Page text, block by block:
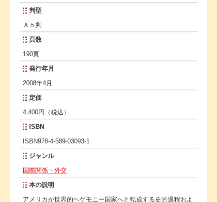
判型
Ａ５判
頁数
190頁
発行年月
2008年4月
定価
4,400円（税込）
ISBN
ISBN978-4-589-03093-1
ジャンル
国際関係・外交
本の説明
アメリカが世界的ヘゲモニー国家へと転成する史的過程およ